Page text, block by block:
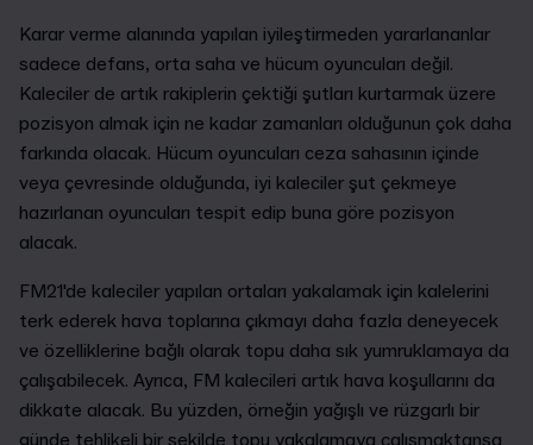
Karar verme alanında yapılan iyileştirmeden yararlananlar
sadece defans, orta saha ve hücum oyuncuları değil.
Kaleciler de artık rakiplerin çektiği şutları kurtarmak üzere
pozisyon almak için ne kadar zamanları olduğunun çok daha
farkında olacak. Hücum oyuncuları ceza sahasının içinde
veya çevresinde olduğunda, iyi kaleciler şut çekmeye
hazırlanan oyuncuları tespit edip buna göre pozisyon
alacak.
FM21'de kaleciler yapılan ortaları yakalamak için kalelerini
terk ederek hava toplarına çıkmayı daha fazla deneyecek
ve özelliklerine bağlı olarak topu daha sık yumruklamaya da
çalışabilecek. Ayrıca, FM kalecileri artık hava koşullarını da
dikkate alacak. Bu yüzden, örneğin yağışlı ve rüzgarlı bir
günde tehlikeli bir şekilde topu yakalamaya çalışmaktansa